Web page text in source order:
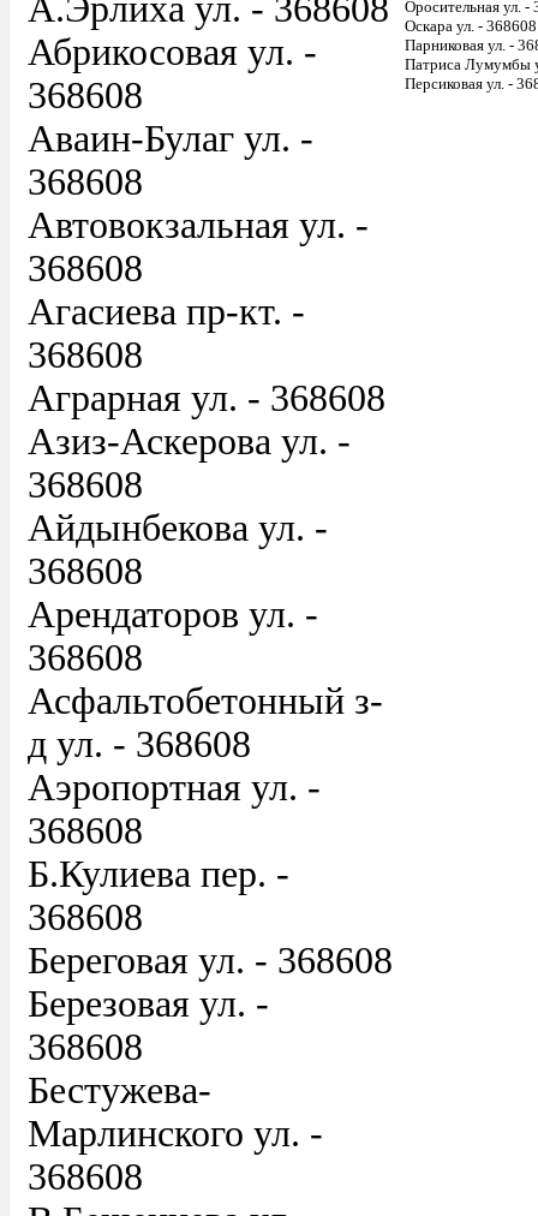
А.Эрлиха ул. - 368608
Абрикосовая ул. -
368608
Аваин-Булаг ул. -
368608
Автовокзальная ул. -
368608
Агасиева пр-кт. -
368608
Аграрная ул. - 368608
Азиз-Аскерова ул. -
368608
Айдынбекова ул. -
368608
Арендаторов ул. -
368608
Асфальтобетонный з-
д ул. - 368608
Аэропортная ул. -
368608
Б.Кулиева пер. -
368608
Береговая ул. - 368608
Березовая ул. -
368608
Бестужева-
Марлинского ул. -
368608
Оросительная ул. -
Оскара ул. - 368608
Парниковая ул. -
Патриса Лумумбы
Персиковая ул. -